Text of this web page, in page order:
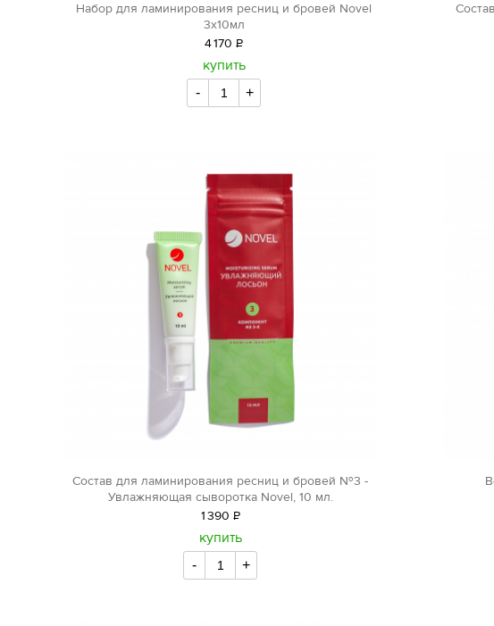
Набор для ламинирования ресниц и бровей Novel
3х10мл
4170 Р
уб.
купить
- +
Состав для ламинирования ресниц и бровей №3 -
Увлажняющая сыворотка Novel, 10 мл.
1390 Р
уб.
купить
- +